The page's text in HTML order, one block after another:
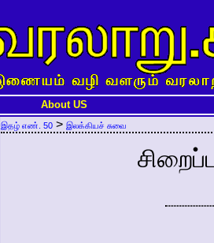
About US
இதழ் எண். 50 > இலக்கியச் சுவை